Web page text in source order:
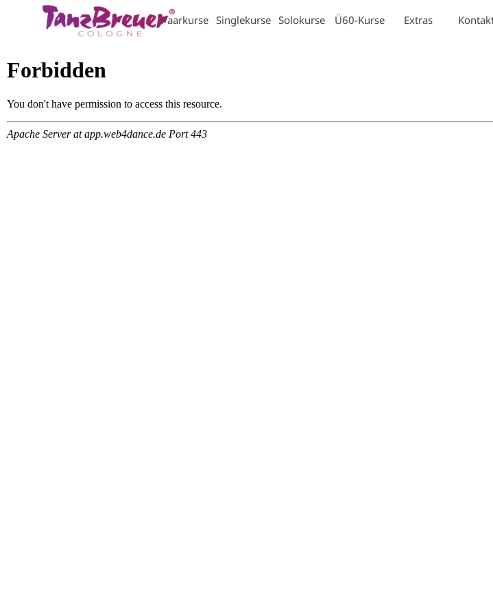
Direkt zum Seiteninhalt
Menü überspringen
Paarkurse ▼
Singlekurse ▼
Solokurse ▼
Ü60-Kurse ▼
Extras ▼